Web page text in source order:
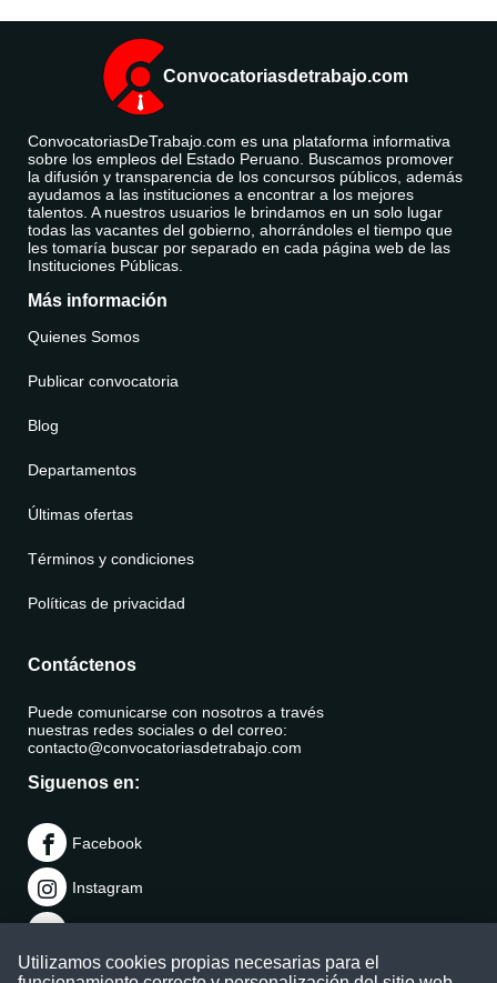
Convocatoriasdetrabajo.com
ConvocatoriasDeTrabajo.com es una plataforma informativa
sobre los empleos del Estado Peruano. Buscamos promover
la difusión y transparencia de los concursos públicos, además
ayudamos a las instituciones a encontrar a los mejores
talentos. A nuestros usuarios le brindamos en un solo lugar
todas las vacantes del gobierno, ahorrándoles el tiempo que
les tomaría buscar por separado en cada página web de las
Instituciones Públicas.
Más información
Quienes Somos
Publicar convocatoria
Blog
Departamentos
Últimas ofertas
Términos y condiciones
Políticas de privacidad
Contáctenos
Puede comunicarse con nosotros a través
nuestras redes sociales o del correo:
contacto@convocatoriasdetrabajo.com
Siguenos en:
Facebook
Instagram
Telegram
Utilizamos cookies propias necesarias para el